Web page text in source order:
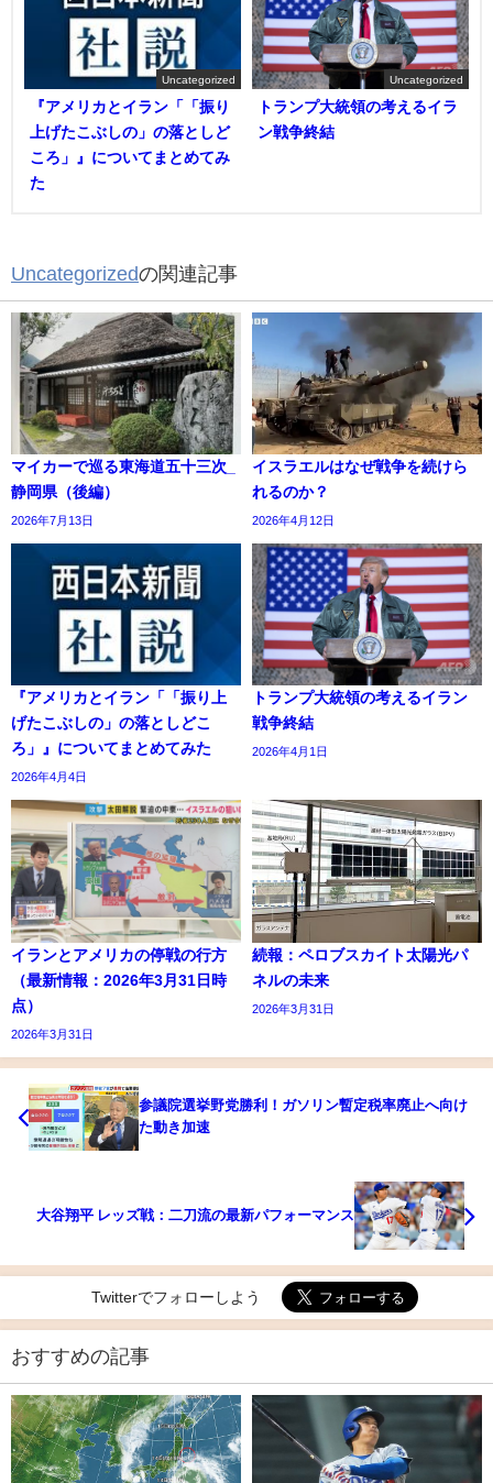
Uncategorized
『アメリカとイラン「「振り
上げたこぶしの」の落としど
ころ」』についてまとめてみ
た
Uncategorized
トランプ大統領の考えるイラ
ン戦争終結
Uncategorizedの関連記事
マイカーで巡る東海道五十三次_
静岡県（後編）
2026年7月13日
イスラエルはなぜ戦争を続けら
れるのか？
2026年4月12日
『アメリカとイラン「「振り上
げたこぶしの」の落としどこ
ろ」』についてまとめてみた
2026年4月4日
トランプ大統領の考えるイラン
戦争終結
2026年4月1日
イランとアメリカの停戦の行方
（最新情報：2026年3月31日時
点）
2026年3月31日
続報：ペロブスカイト太陽光パ
ネルの未来
2026年3月31日
参議院選挙野党勝利！ガソリン暫定税率廃止へ向け
た動き加速
大谷翔平 レッズ戦：二刀流の最新パフォーマンス
Twitterでフォローしよう
おすすめの記事